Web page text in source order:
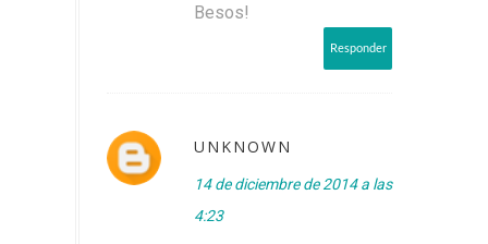
Besos!
Responder
UNKNOWN
14 de diciembre de 2014 a las
4:23